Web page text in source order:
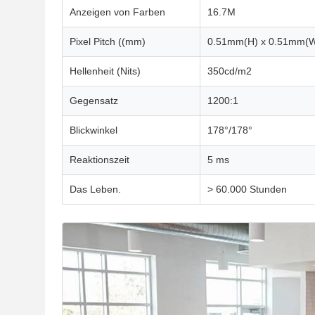
Anzeigen von Farben 16.7M
Pixel Pitch ((mm) 0.51mm(H) x
Hellenheit (Nits) 350cd/m2
Gegensatz 1200:1
Blickwinkel 178°/178°
Reaktionszeit 5 ms
Das Leben. > 60.000 Stunden